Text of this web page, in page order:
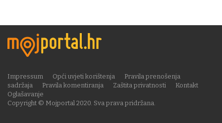
Copyright © Mojportal 2020. Sva prava pridržana.
Impressum Opći uvjeti korištenja
Pravila prenošenja
sadržaja
Pravila komentiranja Zaštita privatnosti
Kontakt
Oglašavanje